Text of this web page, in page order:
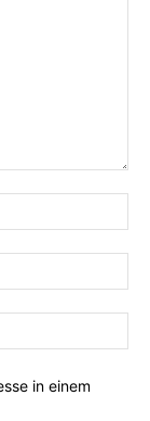
in einem